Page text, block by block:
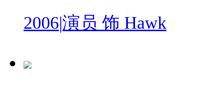
2006|演员 饰 Hawk